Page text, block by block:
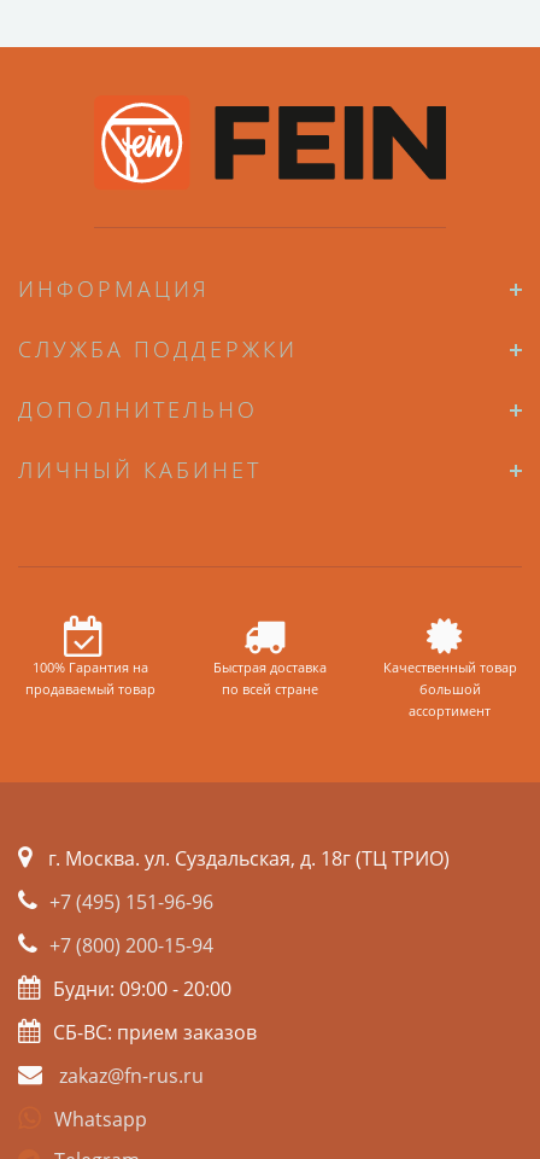
ИНФОРМАЦИЯ
СЛУЖБА ПОДДЕРЖКИ
ДОПОЛНИТЕЛЬНО
ЛИЧНЫЙ КАБИНЕТ
100% Гарантия на
продаваемый товар
Быстрая доставка
по всей стране
Качественный товар
большой
ассортимент
г. Москва. ул. Суздальская, д. 18г (ТЦ ТРИО)
+7 (495) 151-96-96
+7 (800) 200-15-94
Будни: 09:00 - 20:00
СБ-ВС: прием заказов
zakaz@fn-rus.ru
Whatsapp